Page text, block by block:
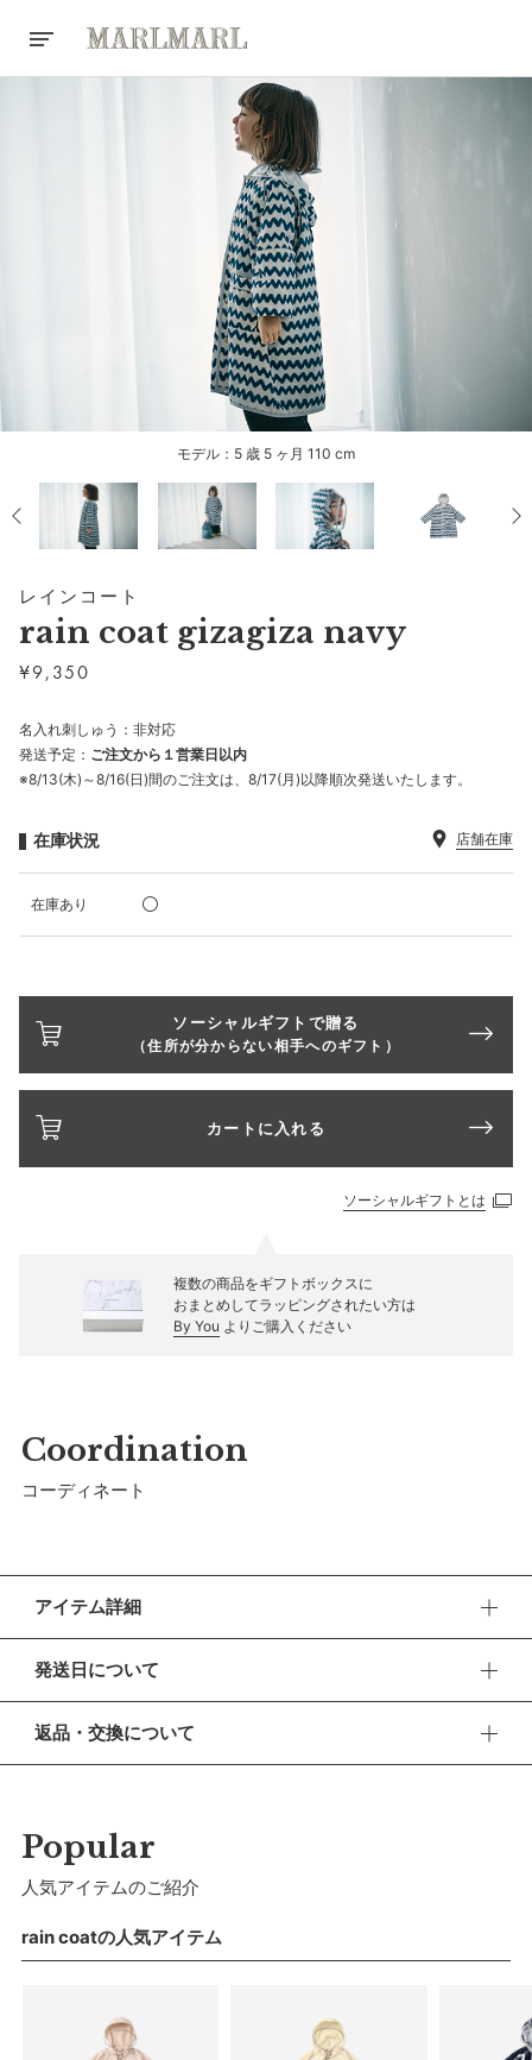
モデル：5 歳 5 ヶ月 110 cm
レインコート
rain coat gizagiza navy
¥9,350
名入れ刺しゅう：非対応
発送予定： ご注文から１営業日以内
※8/13(木)～8/16(日)間のご注文は、8/17(月)以降順次発送いたします。
在庫状況 店舗在庫
在庫あり
ソーシャルギフトで贈る
（住所が分からない相手へのギフト）
カートに入れる
ソーシャルギフトとは
複数の商品をギフトボックスに
おまとめしてラッピングされたい方は
By You よりご購入ください
Coordination
コーディネート
アイテム詳細
通学からお出かけまで、幅広いシーンで活躍するロングユース
りをクリアに切り替えたことで、フードを被っていても視界も
広々。
【仕様／機能】
バックプリーツは動きやすさを確保。タブを外せばプリーツが
ます。袖の切り替えはリフレクターにもなっていて、薄暗い雨
の日も存在を主張します。首元後ろにあるループで、使用後も
発送日について
休業期間 2026年8月13日(木) 〜 16日(日)
おります。
【お問い合わせ・発送の再開について】
休業中にいただいたお問い合わせやご注文につきましては、翌
営業日より順次対応させていただきます。
※ 夏季休業のご案内
返品・交換について
ずご連絡ください。
■ お客様都合による返品・交換
ります。
弊社で負担いたします。
Popular
人気アイテムのご紹介
rain coatの人気アイテム